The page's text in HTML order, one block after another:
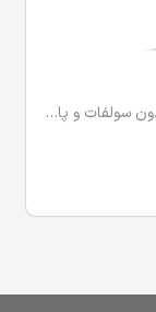
ژل بهداشتی بانوان ph8 (ضد قارچ و باکتری) بدون سولفات و پارابن اریس